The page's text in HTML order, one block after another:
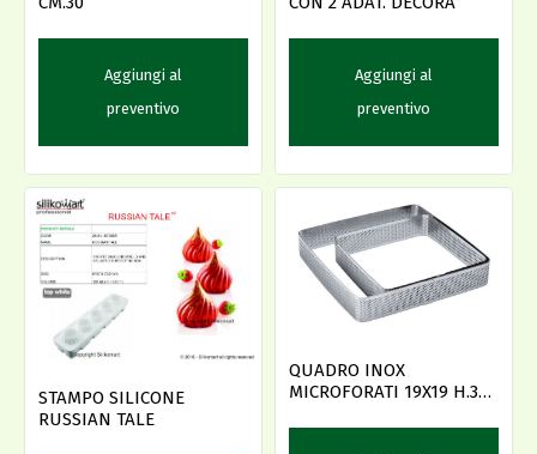
Aggiungi al
preventivo
Aggiungi al
preventivo
STAMPO SILICONE
RUSSIAN TALE
QUADRO INOX
MICROFORATI 19X19 H.3,5